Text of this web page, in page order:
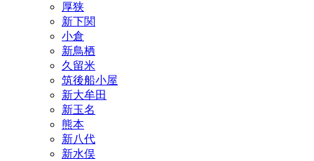
厚狭
新下関
小倉
新鳥栖
久留米
筑後船小屋
新大牟田
新玉名
熊本
新八代
新水俣